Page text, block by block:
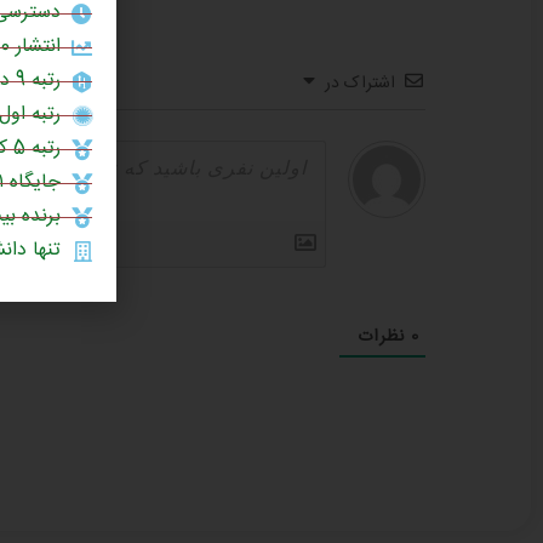
اشتراک در
0 نظرات
انتشار 60% مقالات علمی در برترین نشریات جهان (چارک اول یا Q1)
رتبه 9 در بین دانشگاه‌های جامع کشور (سال 1404)
رتبه
رتبه 5 کشور در چاپ مقالات علمی در نشریات نیچر (1403)
جایگاه ۱۰۰۱ تا ۱۲۰۰ در میان دانشگاه‌های برتر جهان (رتبه‌بندی جهانی تایمز ۲۰۲۶)
برنده
تنها